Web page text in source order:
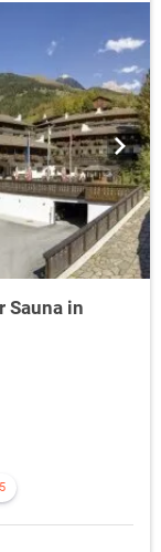
Sauna in